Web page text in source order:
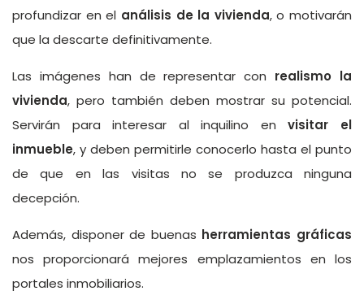
profundizar en el análisis de la vivienda, o motivarán
que la descarte definitivamente.
Las imágenes han de representar con realismo la
vivienda, pero también deben mostrar su potencial.
Servirán para interesar al inquilino envisitar el
inmueble, y deben permitirle conocerlo hasta el punto
de que en las visitas no se produzca ninguna
decepción.
Además, disponer de buenas herramientas gráficas
nos proporcionará mejores emplazamientos en los
portales inmobiliarios.